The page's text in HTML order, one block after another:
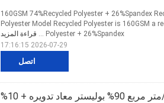
اتصل
160GSM 74%Recycled Polyester + 26%Spandex
Polyester Model Recycled Polyester is 160GSM a
Polyester + 26%Spandex ...
قراءة المزيد
2026-07-29 17:16:15
قماش ملابس سباحة معاد تدويره 210 جرام/متر مربع 90% بوليستر معاد تدويره + 10%